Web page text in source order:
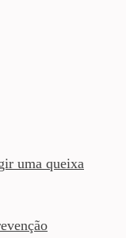
uma queixa